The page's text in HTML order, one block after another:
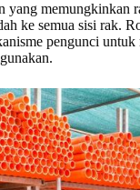
yang memungkinkan
ke semua sisi rak.
pengunci untuk